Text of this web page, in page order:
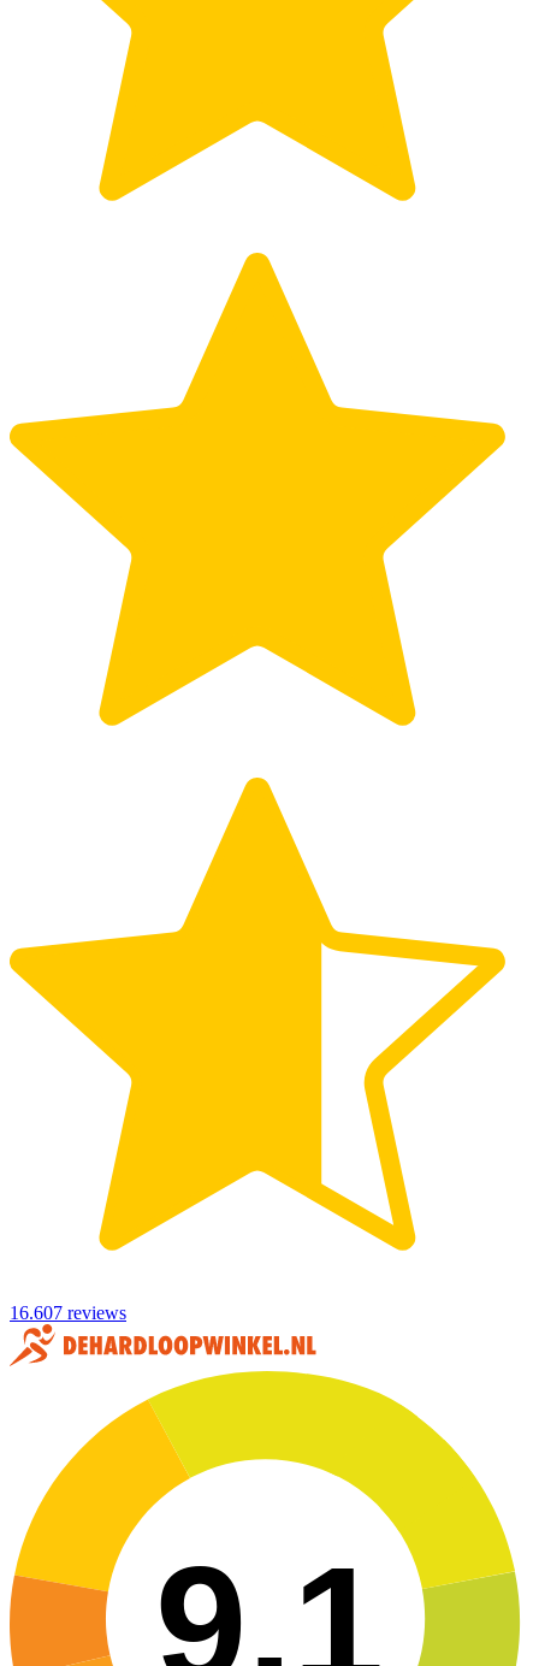
16.607 reviews
9,1